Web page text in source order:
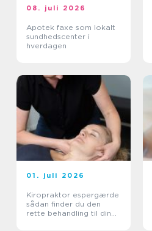
08. juli 2026
Apotek faxe som lokalt
sundhedscenter i
hverdagen
01. juli 2026
Kiropraktor espergærde
sådan finder du den
rette behandling til dine